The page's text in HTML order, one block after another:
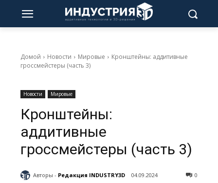
Домой Новости Мировые
Кронштейны: аддитивные
гроссмейстеры (часть 3)
Новости Мировые
Кронштейны:
аддитивные
гроссмейстеры (часть 3)
Авторы - Редакция INDUSTRY3D 04.09.2024 0